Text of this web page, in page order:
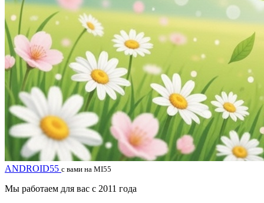
ANDROID55 с вами на MI55
Мы работаем для вас с 2011 года